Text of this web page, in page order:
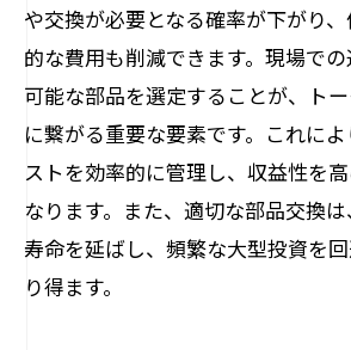
や交換が必要となる確率が下がり
的な費用も削減できます。現場で
可能な部品を選定することが、ト
に繋がる重要な要素です。これに
ストを効率的に管理し、収益性を
なります。また、適切な部品交換
寿命を延ばし、頻繁な大型投資を
り得ます。